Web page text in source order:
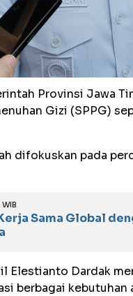
Provinsi Jawa
Gizi (SPPG)
difokuskan pada
Sama Global
Elestianto Dardak
berbagai